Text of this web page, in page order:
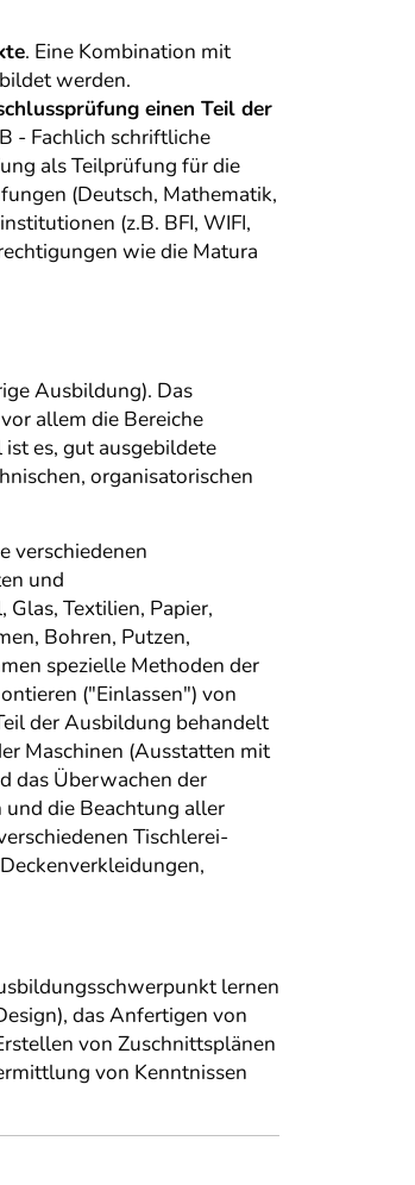
. Eine Kombination mit
werden.
einen Teil der
- Fachlich schriftliche
als Teilprüfung für die
(Deutsch, Mathematik,
(z.B. BFI, WIFI,
wie die Matura
Ausbildung). Das
allem die Bereiche
es, gut ausgebildete
organisatorischen
verschiedenen
und
Textilien, Papier,
Bohren, Putzen,
spezielle Methoden der
("Einlassen") von
der Ausbildung behandelt
Maschinen (Ausstatten mit
das Überwachen der
die Beachtung aller
Tischlerei-
lernen
das Anfertigen von
von Zuschnittsplänen
von Kenntnissen